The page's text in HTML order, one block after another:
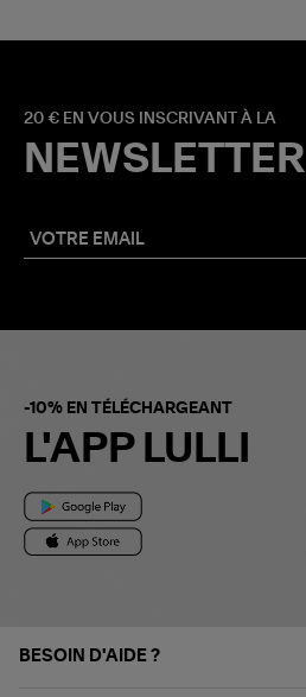
20 € EN VOUS INSCRIVANT À LA
NEWSLETTER
-10% EN TÉLÉCHARGEANT
L'APP LULLI
BESOIN D'AIDE ?